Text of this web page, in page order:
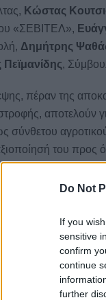
Do Not
If you
sensitive
confirm
continue
further
Κώστας
«ΣΕΒΙΤΕΛ»,
Δημήτρης
,
πέραν της
αποτελούν
του προς
συμμετάσχετε στη